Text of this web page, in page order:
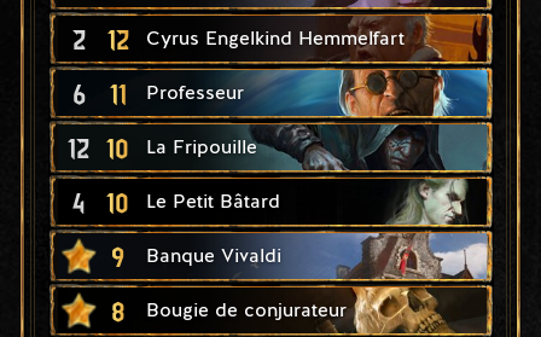
2 12 Cyrus Engelkind Hemmelfart
6 11 Professeur
12 10 La Fripouille
4 10 Le Petit Bâtard
9 Banque Vivaldi
8 Bougie de conjurateur